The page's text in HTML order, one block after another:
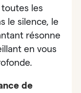
les
le silence, le
résonne
en vous
de